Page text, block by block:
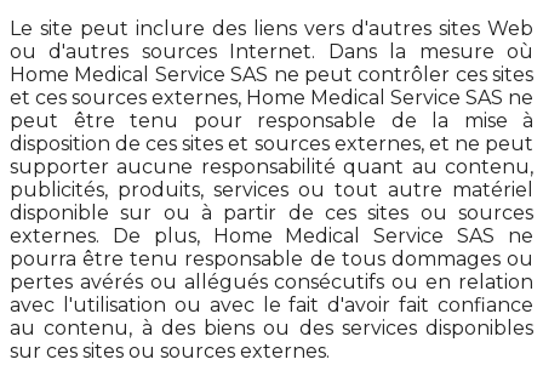
Le site peut inclure des liens vers d'autres sites Web
ou d'autres sources Internet. Dans la mesure où
Home Medical Service SAS ne peut contrôler ces sites
et ces sources externes, Home Medical Service SAS ne
peut être tenu pour responsable de la mise à
disposition de ces sites et sources externes, et ne peut
supporter aucune responsabilité quant au contenu,
publicités, produits, services ou tout autre matériel
disponible sur ou à partir de ces sites ou sources
externes. De plus, Home Medical Service SAS ne
pourra être tenu responsable de tous dommages ou
pertes avérés ou allégués consécutifs ou en relation
avec l'utilisation ou avec le fait d'avoir fait confiance
au contenu, à des biens ou des services disponibles
sur ces sites ou sources externes.